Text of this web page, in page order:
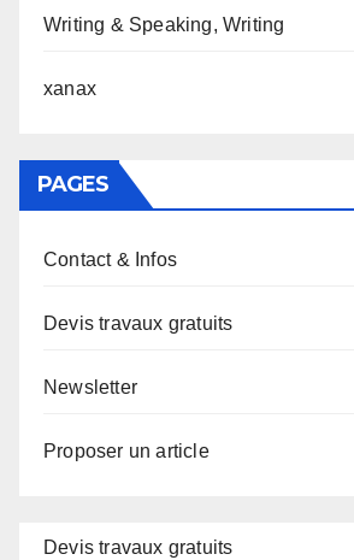
Writing & Speaking, Writing
xanax
PAGES
Contact & Infos
Devis travaux gratuits
Newsletter
Proposer un article
Devis travaux gratuits